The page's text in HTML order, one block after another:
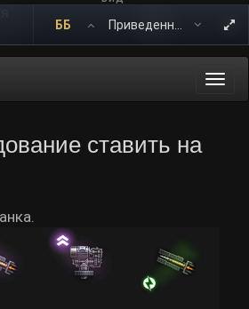
ББ
ставить на